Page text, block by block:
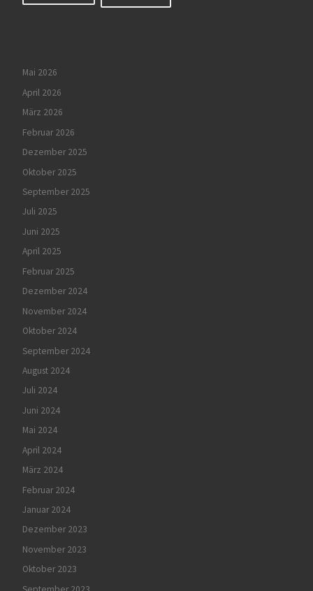
Mai 2026
April 2026
März 2026
Februar 2026
Dezember 2025
Oktober 2025
September 2025
Juli 2025
Juni 2025
April 2025
Februar 2025
Dezember 2024
November 2024
Oktober 2024
September 2024
August 2024
Juli 2024
Juni 2024
Mai 2024
April 2024
März 2024
Februar 2024
Januar 2024
Dezember 2023
November 2023
Oktober 2023